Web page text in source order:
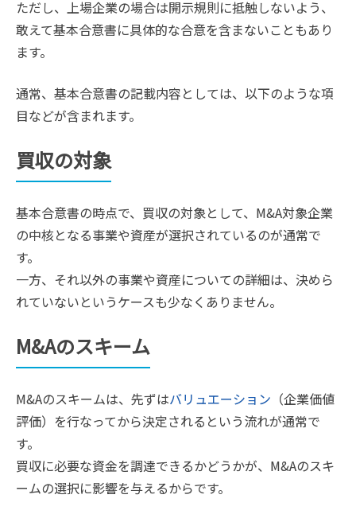
ただし、上場企業の場合は開示規則に抵触しないよう、
敢えて基本合意書に具体的な合意を含まないこともあり
ます。
通常、基本合意書の記載内容としては、以下のような項
目などが含まれます。
買収の対象
基本合意書の時点で、買収の対象として、M&A対象企業
の中核となる事業や資産が選択されているのが通常で
す。
一方、それ以外の事業や資産についての詳細は、決めら
れていないというケースも少なくありません。
M&Aのスキーム
M&Aのスキームは、先ずはバリュエーション （企業価値
評価）を行なってから決定されるという流れが通常で
す。
買収に必要な資金を調達できるかどうかが、M&Aのスキ
ームの選択に影響を与えるからです。